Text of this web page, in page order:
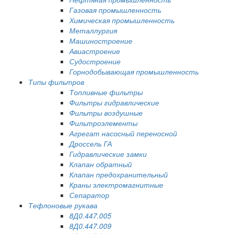
Газовая промышленность
Химическая промышленность
Металлургия
Машиностроение
Авиастроение
Судостроение
Горнодобывающая промышленность
Типы фильтров
Топливные фильтры
Фильтры гидравлические
Фильтры воздушные
Фильтроэлементы
Агрегат насосный переносной
Дроссель ГА
Гидравлические замки
Клапан обратный
Клапан предохранительный
Краны электромагнитные
Сепаратор
Тефлоновые рукава
8Д0.447.005
8Д0.447.009